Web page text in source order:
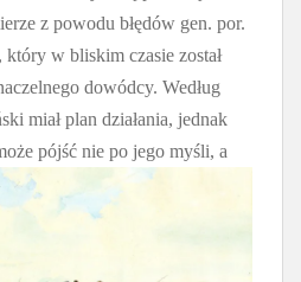
z powodu błędów gen. por.
w bliskim czasie został
dowódcy. Według
miał plan działania, jednak
pójść nie po jego myśli, a